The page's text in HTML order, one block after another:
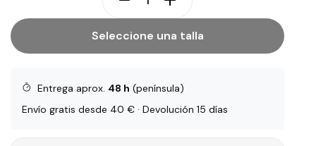
Seleccione una talla
Entrega aprox. 48 h (península)
Envío gratis desde 40 € · Devolución 15 días